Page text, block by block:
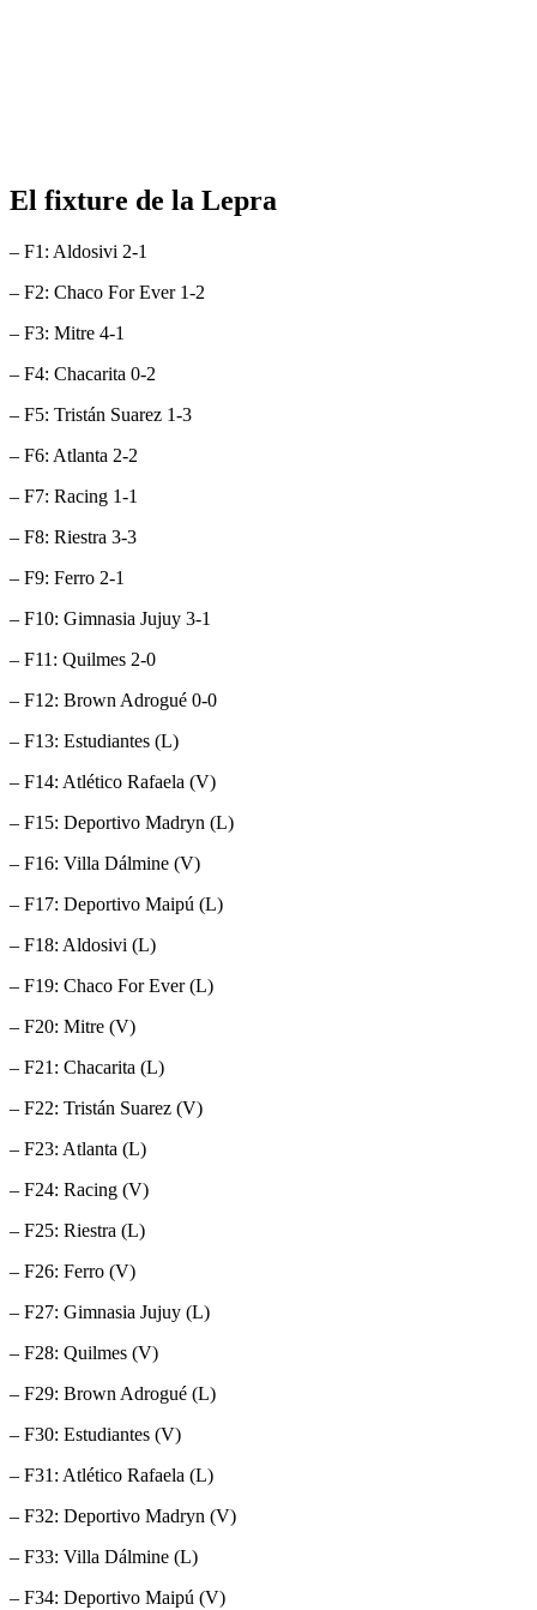
El fixture de la Lepra
– F1: Aldosivi 2-1
– F2: Chaco For Ever 1-2
– F3: Mitre 4-1
– F4: Chacarita 0-2
– F5: Tristán Suarez 1-3
– F6: Atlanta 2-2
– F7: Racing 1-1
– F8: Riestra 3-3
– F9: Ferro 2-1
– F10: Gimnasia Jujuy 3-1
– F11: Quilmes 2-0
– F12: Brown Adrogué 0-0
– F13: Estudiantes (L)
– F14: Atlético Rafaela (V)
– F15: Deportivo Madryn (L)
– F16: Villa Dálmine (V)
– F17: Deportivo Maipú (L)
– F18: Aldosivi (L)
– F19: Chaco For Ever (L)
– F20: Mitre (V)
– F21: Chacarita (L)
– F22: Tristán Suarez (V)
– F23: Atlanta (L)
– F24: Racing (V)
– F25: Riestra (L)
– F26: Ferro (V)
– F27: Gimnasia Jujuy (L)
– F28: Quilmes (V)
– F29: Brown Adrogué (L)
– F30: Estudiantes (V)
– F31: Atlético Rafaela (L)
– F32: Deportivo Madryn (V)
– F33: Villa Dálmine (L)
– F34: Deportivo Maipú (V)